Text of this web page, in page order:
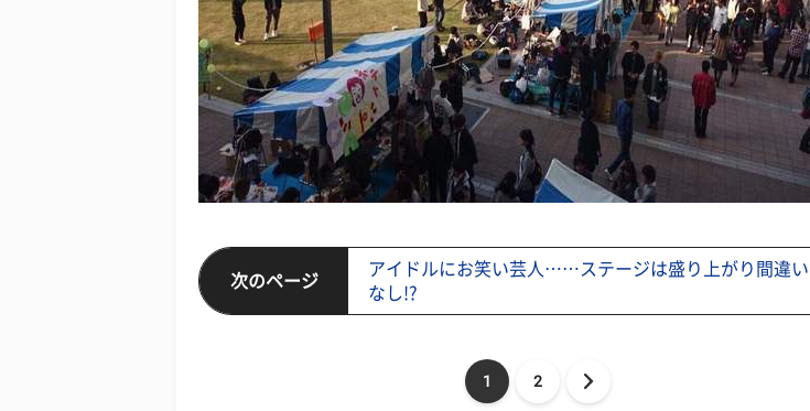
次のページ
アイドルにお笑い芸人……ステージは盛り上がり間違い
なし!?
1 2